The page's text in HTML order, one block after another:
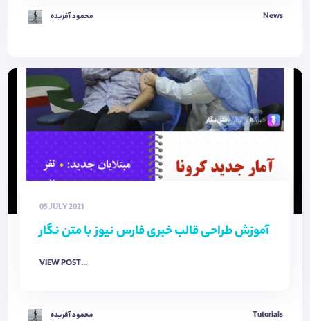
محمود آفریده News
05 JULY 2021
آموزش طراحی قالب خبری فارس نیوز با متن نگار
VIEW POST...
محمود آفریده Tutorials